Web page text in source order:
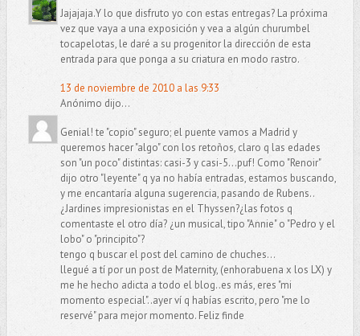
Jajajaja.Y lo que disfruto yo con estas entregas? La próxima
vez que vaya a una exposición y vea a algún churumbel
tocapelotas, le daré a su progenitor la dirección de esta
entrada para que ponga a su criatura en modo rastro.
13 de noviembre de 2010 a las 9:33
Anónimo dijo...
Genial! te "copio" seguro; el puente vamos a Madrid y
queremos hacer "algo" con los retoños, claro q las edades
son "un poco" distintas: casi-3 y casi-5...puf! Como "Renoir"
dijo otro "leyente" q ya no había entradas, estamos buscando,
y me encantaría alguna sugerencia, pasando de Rubens..
¿Jardines impresionistas en el Thyssen?¿las fotos q
comentaste el otro día? ¿un musical, tipo "Annie" o "Pedro y el
lobo" o "principito"?
tengo q buscar el post del camino de chuches...
llegué a tí por un post de Maternity, (enhorabuena x los LX) y
me he hecho adicta a todo el blog..es más, eres "mi
momento especial"..ayer ví q habías escrito, pero "me lo
reservé" para mejor momento. Feliz finde